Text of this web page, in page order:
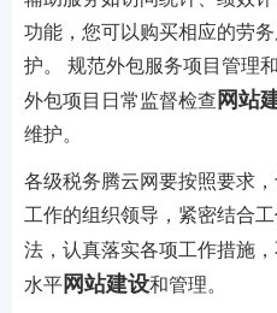
功能，您可以购买相应的劳
护。 规范外包服务项目管理
外包项目日常监督检查 网站
维护。
各级税务腾云网要按照要求
工作的组织领导，紧密结合
法，认真落实各项工作措施
水平网站建设和管理。